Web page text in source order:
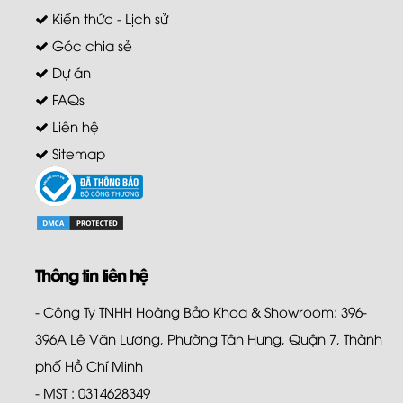
Kiến thức - Lịch sử
Góc chia sẻ
Dự án
FAQs
Liên hệ
Sitemap
Thông tin liên hệ
- Công Ty TNHH Hoàng Bảo Khoa & Showroom: 396-
396A Lê Văn Lương, Phường Tân Hưng, Quận 7, Thành
phố Hồ Chí Minh
- MST : 0314628349